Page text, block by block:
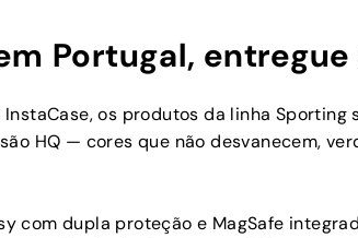
Portugal,
os produtos da linha Sporting
HQ — cores que não desvanecem,
com dupla proteção e MagSafe